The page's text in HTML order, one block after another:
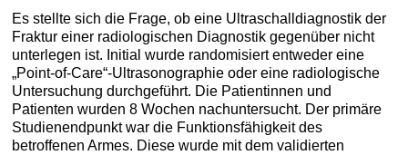
Es stellte sich die Frage, ob eine Ultraschalldiagnostik der
Fraktur einer radiologischen Diagnostik gegenüber nicht
unterlegen ist. Initial wurde randomisiert entweder eine
„Point-of-Care“-­Ultrasonographie oder eine radiologische
Untersuchung durchgeführt. Die Patientinnen und
Patienten wurden 8 Wochen nachuntersucht. Der primäre
Studienendpunkt war die Funktions­fähigkeit des
betroffenen Armes. Diese wurde mit dem validierten